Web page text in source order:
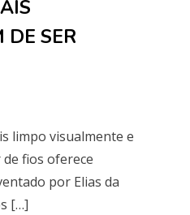
SER
limpo visualmente e
fios oferece
por Elias da
[…]